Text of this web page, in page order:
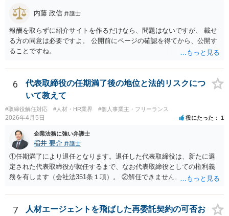
内藤 政信 弁護士
報酬を取らずに紹介サイトを作るだけなら、問題はないですが、 載せ
る方の同意は必要ですよ。 公開前にページの確認を得てから、公開す
ることですね。
6
代表取締役の任期満了後の地位と法的リスクにつ
いて教えて
#取締役解任対応 #人材・HR業界 #個人事業主・フリーランス
2026年4月5日 役にたった 1
企業法務に強い弁護士
稲井 要介 弁護士
①任期満了により退任となります。退任した代表取締役は、新たに選
定された代表取締役が就任するまで、なお代表取締役としての権利義
務を有します（会社法351条１項）。 ②解任できません。 ③金融機関
可能性があります。また、権利義務代表取締役であっても、第三者か
ら損害賠償請求を受けるリスクがあります（会社法429条１項）。
7
人材エージェントを飛ばした再委託契約の可否お